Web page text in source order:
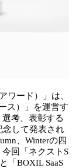
ワード）」は、
ス）」を運営す
考、表彰する
念して発表され
、Winterの四
回「ネクストS
「BOXIL SaaS